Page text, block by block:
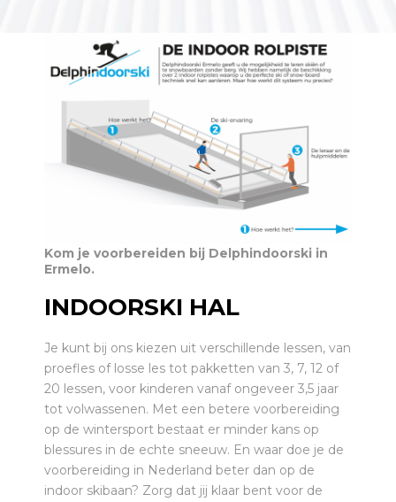
Kom je voorbereiden bij Delphindoorski in
Ermelo.
INDOORSKI HAL
Je kunt bij ons kiezen uit verschillende lessen, van
proefles of losse les tot pakketten van 3, 7, 12 of
20 lessen, voor kinderen vanaf ongeveer 3,5 jaar
tot volwassenen. Met een betere voorbereiding
op de wintersport bestaat er minder kans op
blessures in de echte sneeuw. En waar doe je de
voorbereiding in Nederland beter dan op de
indoor skibaan? Zorg dat jij klaar bent voor de